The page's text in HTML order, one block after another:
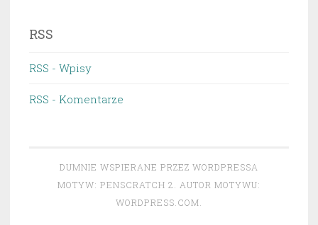
RSS
RSS - Wpisy
RSS - Komentarze
DUMNIE WSPIERANE PRZEZ WORDPRESSA
MOTYW: PENSCRATCH 2. AUTOR MOTYWU:
WORDPRESS.COM